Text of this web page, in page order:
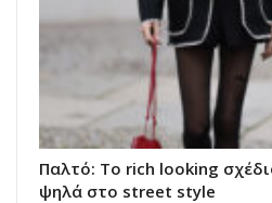
Παλτό: Το rich looking
ψηλά στο street style